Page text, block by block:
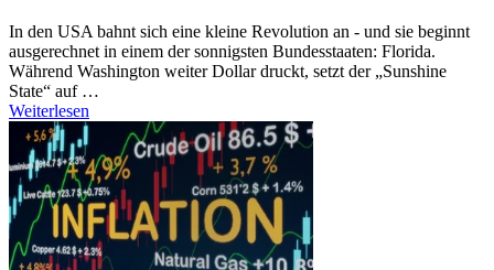
In den USA bahnt sich eine kleine Revolution an - und sie beginnt
ausgerechnet in einem der sonnigsten Bundesstaaten: Florida.
Während Washington weiter Dollar druckt, setzt der „Sunshine
State“ auf …
Weiterlesen